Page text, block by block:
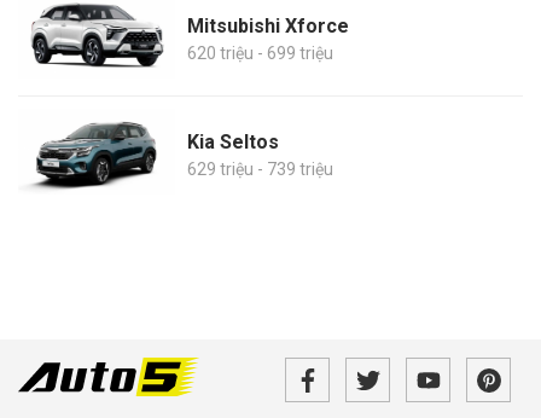
Mitsubishi Xforce
620 triệu - 699 triệu
Kia Seltos
629 triệu - 739 triệu